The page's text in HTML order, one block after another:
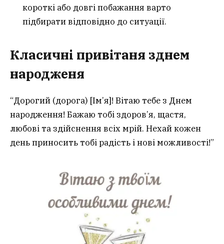
короткі або довгі побажання варто
підбирати відповідно до ситуації.
Класичні привітаня зднем
народженя
“Дорогий (дорога) [Ім’я]! Вітаю тебе з Днем
народження! Бажаю тобі здоров’я, щастя,
любові та здійснення всіх мрій. Нехай кожен
день приносить тобі радість і нові можливості!”